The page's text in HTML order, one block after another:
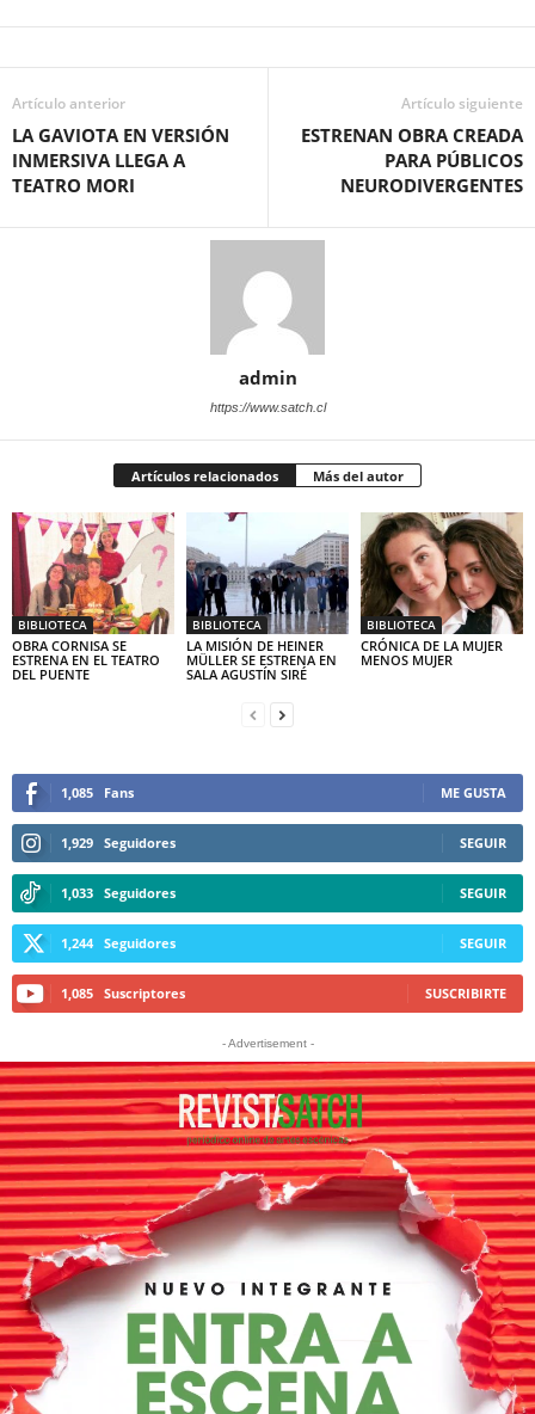
Artículo anterior
LA GAVIOTA EN VERSIÓN
INMERSIVA LLEGA A
TEATRO MORI
Artículo siguiente
ESTRENAN OBRA CREADA
PARA PÚBLICOS
NEURODIVERGENTES
admin
https://www.satch.cl
Artículos relacionados Más del autor
BIBLIOTECA
OBRA CORNISA SE
ESTRENA EN EL TEATRO
DEL PUENTE
BIBLIOTECA
LA MISIÓN DE HEINER
MÜLLER SE ESTRENA EN
SALA AGUSTÍN SIRÉ
BIBLIOTECA
CRÓNICA DE LA MUJER
MENOS MUJER
1,085 Fans ME GUSTA
1,929 Seguidores SEGUIR
1,033 Seguidores SEGUIR
1,244 Seguidores SEGUIR
1,085 Suscriptores SUSCRIBIRTE
- Advertisement -